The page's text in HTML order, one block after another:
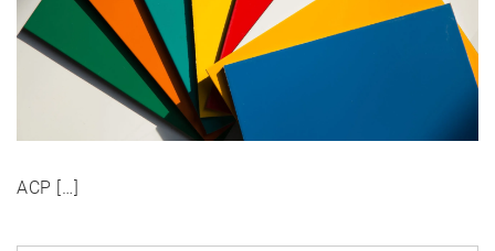
ACP […]